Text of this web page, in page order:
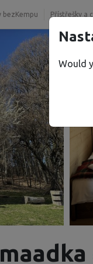
bezKempu Přístřešky a
Would